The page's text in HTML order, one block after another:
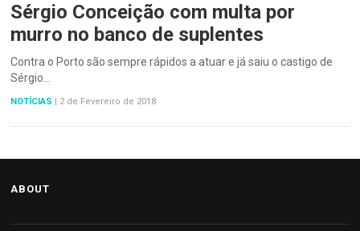
Sérgio Conceição com multa por
murro no banco de suplentes
Contra o Porto são sempre rápidos a atuar e já saiu o castigo de
Sérgio…
NOTÍCIAS 2 de Fevereiro de 2018
ABOUT